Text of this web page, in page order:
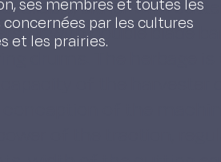
either with
or with double blade
drums. The herbage
capacity of the
conception of the
ses membres et toutes les
concernées par les cultures
et les prairies.